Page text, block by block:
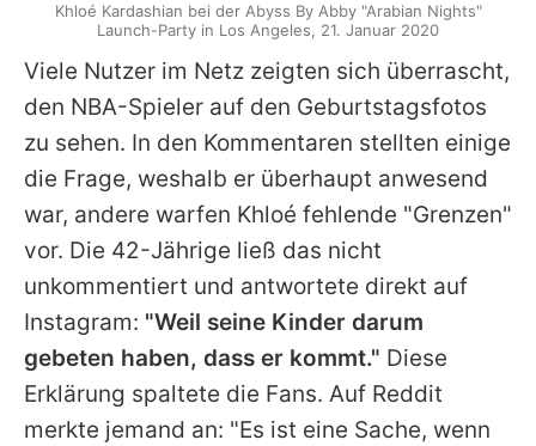
Viele Nutzer im Netz zeigten sich überrascht,
den NBA-Spieler auf den Geburtstagsfotos
zu sehen. In den Kommentaren stellten einige
die Frage, weshalb er überhaupt anwesend
war, andere warfen Khloé fehlende "Grenzen"
vor. Die 42-Jährige ließ das nicht
unkommentiert und antwortete direkt auf
Instagram: "Weil seine Kinder darum
gebeten haben, dass er kommt." Diese
Erklärung spaltete die Fans. Auf Reddit
merkte jemand an: "Es ist eine Sache, wenn
Khloé Kardashian bei der Abyss By Abby "Arabian Nights"
Launch-Party in Los Angeles, 21. Januar 2020